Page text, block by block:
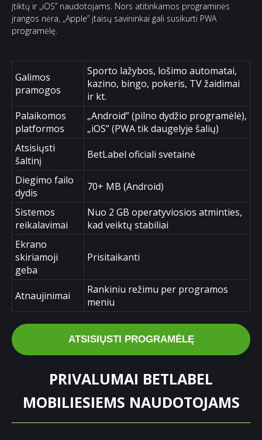
įtiktų ir „iOS” naudotojams. Nors atitinkamos programinės
įrangos nėra, „Apple” įtaisų savininkai gali susikurti PWA
programėlę.
Galimos
pramogos
Sporto lažybos, lošimo automatai,
kazino, bingo, pokeris, TV žaidimai
ir kt.
Palaikomos
platformos
„Android” (pilno dydžio programėlė),
„iOS” (PWA tik daugelyje šalių)
Atsisiųsti
šaltinį
BetLabel oficiali svetainė
Diegimo failo
dydis
70+ MB (Android)
Sistemos
reikalavimai
Nuo 2 GB operatyviosios atminties,
kad veiktų stabiliai
Ekrano
skiriamoji
geba
Prisitaikanti
Atnaujinimai
Rankiniu režimu per programos
meniu
ATSISIŲSTI PROGRAMĖLĘ
PRIVALUMAI BETLABEL
MOBILIESIEMS NAUDOTOJAMS